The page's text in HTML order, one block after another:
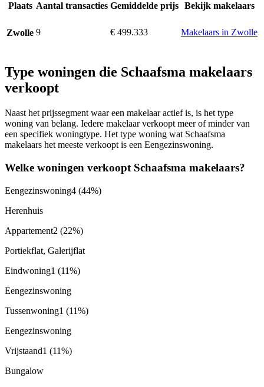
Plaats Aantal transacties Gemiddelde prijs Bekijk makelaars
Zwolle 9 € 499.333 Makelaars in Zwolle
Type woningen die Schaafsma makelaars
verkoopt
Naast het prijssegment waar een makelaar actief is, is het type
woning van belang. Iedere makelaar verkoopt meer of minder van
een specifiek woningtype. Het type woning wat Schaafsma
makelaars het meeste verkoopt is een Eengezinswoning.
Welke woningen verkoopt Schaafsma makelaars?
Eengezinswoning4 (44%)
Herenhuis
Appartement2 (22%)
Portiekflat, Galerijflat
Eindwoning1 (11%)
Eengezinswoning
Tussenwoning1 (11%)
Eengezinswoning
Vrijstaand1 (11%)
Bungalow